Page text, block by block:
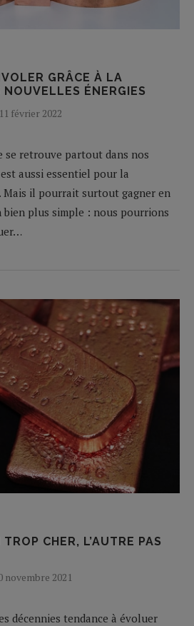
GRÂCE À LA
ÉNERGIES
11 février 2022
se retrouve partout dans nos
aussi essentiel pour la
il pourrait surtout gagner en
plus simple : nous pourrions
CHER, L’AUTRE PAS
novembre 2021
décennies tendance à évoluer